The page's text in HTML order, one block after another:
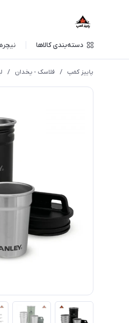
دسته‌بندی کالاها
پاییز کمپ / فلاسک - یخدان /